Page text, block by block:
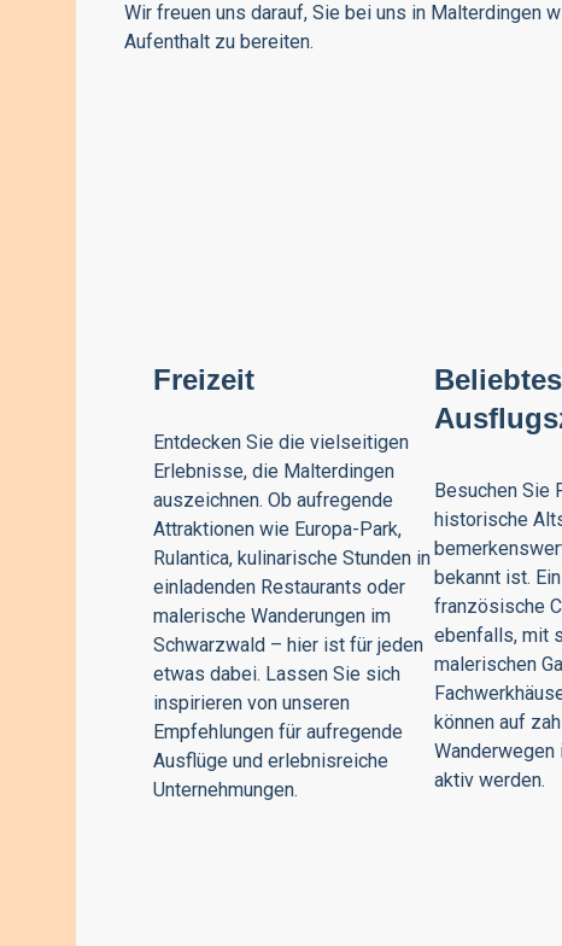
Wir freuen uns darauf, Sie bei uns in Malterdingen
Aufenthalt zu bereiten.
Freizeit
Entdecken Sie die vielseitigen
Erlebnisse, die Malterdingen
auszeichnen. Ob aufregende
Attraktionen wie Europa-Park,
Rulantica, kulinarische Stunden in
einladenden Restaurants oder
malerische Wanderungen im
Schwarzwald – hier ist für jeden
etwas dabei. Lassen Sie sich
inspirieren von unseren
Empfehlungen für aufregende
Ausflüge und erlebnisreiche
Unternehmungen.
Besuchen Sie
historische
bekannt ist.
französische
ebenfalls, mit
malerischen
können auf
aktiv werden.